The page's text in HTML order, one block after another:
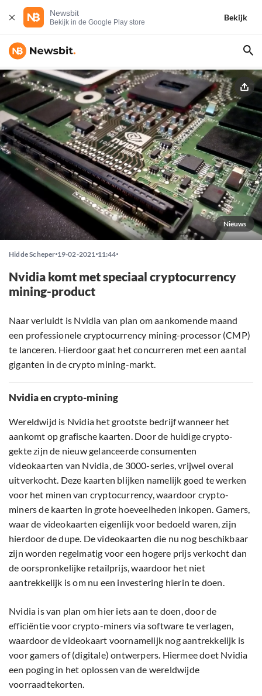
Newsbit
Bekijk in de Google Play store
Bekijk
Nieuws
Hidde Scheper 19-02-2021 11:44
Nvidia komt met speciaal cryptocurrency
mining-product
Naar verluidt is Nvidia van plan om aankomende maand
een professionele cryptocurrency mining-processor (CMP)
te lanceren. Hierdoor gaat het concurreren met een aantal
giganten in de crypto mining-markt.
Nvidia en crypto-mining
Wereldwijd is Nvidia het grootste bedrijf wanneer het
aankomt op grafische kaarten. Door de huidige crypto-
gekte zijn de nieuw gelanceerde consumenten
videokaarten van Nvidia, de 3000-series, vrijwel overal
uitverkocht. Deze kaarten blijken namelijk goed te werken
voor het minen van cryptocurrency, waardoor crypto-
miners de kaarten in grote hoeveelheden inkopen. Gamers,
waar de videokaarten eigenlijk voor bedoeld waren, zijn
hierdoor de dupe. De videokaarten die nu nog beschikbaar
zijn worden regelmatig voor een hogere prijs verkocht dan
de oorspronkelijke retailprijs, waardoor het niet
aantrekkelijk is om nu een investering hierin te doen.
Nvidia is van plan om hier iets aan te doen, door de
efficiëntie voor crypto-miners via software te verlagen,
waardoor de videokaart voornamelijk nog aantrekkelijk is
voor gamers of (digitale) ontwerpers. Hiermee doet Nvidia
een poging in het oplossen van de wereldwijde
voorraadtekorten.